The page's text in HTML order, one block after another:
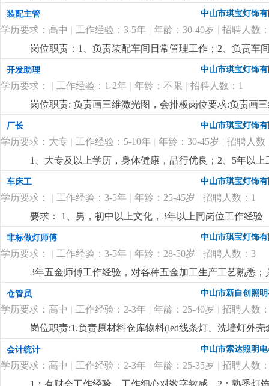
悉酒店工程灯饰结构、安规要求，整体效果，表面加工
装配主管 中山市琪宝灯饰
学历要求：高中 | 工作经验：3-5年 | 年龄：30-40岁 | 招聘人数
岗位职责：1、负责装配车间日常管理工作；2、负责车
经验；2、熟悉灯饰（工程灯、非标灯饰）装配流程优先
开发助理 中山市琪宝灯饰
学历要求： | 工作经验：1-2年 | 年龄：不限 | 招聘人数：1
岗位职责: 负责画三维激光图，会排板岗位要求:负责画
厂长 中山市琪宝灯饰
学历要求：大专 | 工作经验：5-10年 | 年龄：30-45岁 | 招聘人数
1、大专及以上学历，身体健康，品行优良；2、5年以
达能力强，思维敏捷，员工激励手法熟练；4、有
定的培训能力，指导帮助下属成长经验丰富；更详细 ...
车床工 中山市琪宝灯饰
学历要求： | 工作经验：3-5年 | 年龄：25-45岁 | 招聘人数：1
要求： 1、男，初中以上文化，3年以上同岗位工作经
程灯饰厂工作经验优先。更详细...
非标做灯师傅 中山市琪宝灯饰
学历要求： | 工作经验：3-5年 | 年龄：28-50岁 | 招聘人数：3
3年五金师傅工作经验，对各种五金加工生产工艺熟悉
尽快想出解决方案。更详细...
仓管员 中山市新自创照
学历要求：高中 | 工作经验：2-3年 | 年龄：25-40岁 | 招聘人数
岗位职责:1.负责原材料仓库物料(led线条灯、洗墙灯外
盘点，保持数据准确性3.负责仓库物料进出单据整理录
会计统计 中山市索达照明
学历要求：高中 | 工作经验：2-3年 | 年龄：25-35岁 | 招聘人数
1；有财会工作经验，工作细心对数字敏感。2；熟悉灯